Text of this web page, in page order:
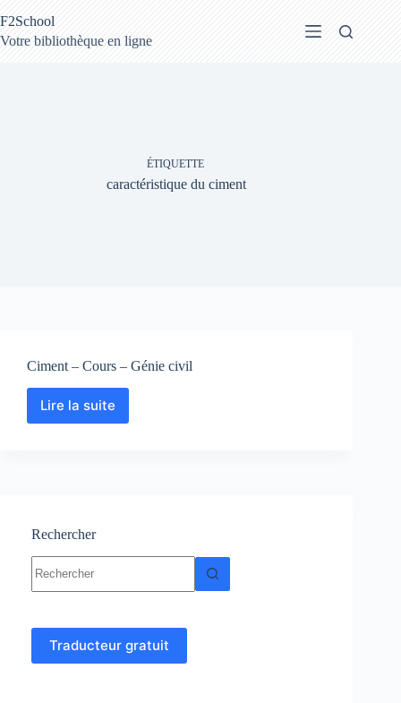
au
contenu
F2School
Votre bibliothèque en ligne
ÉTIQUETTE
caractéristique du ciment
Ciment – Cours – Génie civil
Lire la suite
Ciment
Rechercher
résultat
Traducteur gratuit